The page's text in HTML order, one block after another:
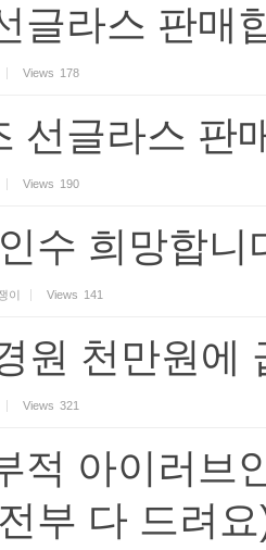
글라스 판매
Views 178
선글라스 판
Views 190
수 희망합니
이 Views 141
원 천만원에
Views 321
적 아이러브
부 다 드려